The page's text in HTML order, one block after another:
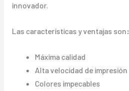
innovador.
Las características y ventajas son:
Máxima calidad
Alta velocidad de impresión
Colores impecables